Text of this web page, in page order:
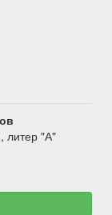
литер "А"